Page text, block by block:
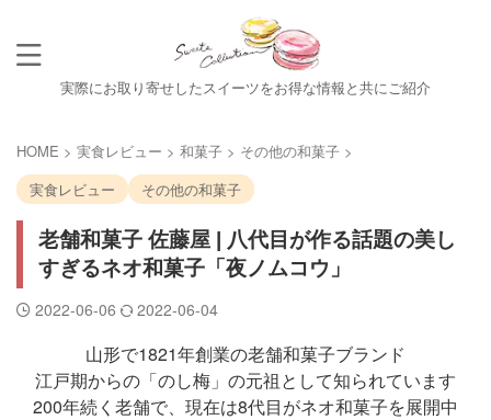
実際にお取り寄せしたスイーツをお得な情報と共にご紹介
HOME > 実食レビュー > 和菓子 > その他の和菓子 >
実食レビュー
その他の和菓子
老舗和菓子 佐藤屋 | 八代目が作る話題の美し
すぎるネオ和菓子「夜ノムコウ」
2022-06-06 2022-06-04
山形で1821年創業の老舗和菓子ブランド
江戸期からの「のし梅」の元祖として知られています
200年続く老舗で、現在は8代目がネオ和菓子を展開中